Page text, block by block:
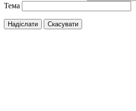
Тема
Надіслати Скасувати